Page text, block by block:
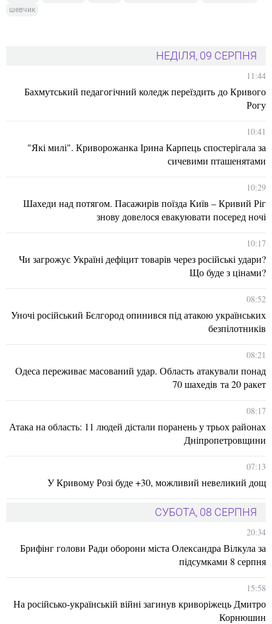
шевчик
НЕДІЛЯ, 09 СЕРПНЯ
11:44
Бахмутський педагогічний коледж переїздить до Кривого
Рогу
10:41
"Які милі". Криворожанка Ірина Карпець спостерігала за
сичевими пташенятами
10:29
Шахеди над потягом. Пасажирів поїзда Київ – Кривий Ріг
знову довелося евакуювати посеред ночі
10:17
Чи загрожує Україні дефіцит товарів через російські удари?
Що буде з цінами?
08:52
Уночі російський Бєлгород опинився під атакою українських
безпілотників
08:21
Одеса переживає масований удар. Область атакували понад
70 шахедів та 20 ракет
08:17
Атака на область: 11 людей дістали поранень у трьох районах
Дніпропетровщини
07:13
У Кривому Розі буде +30, можливий невеликий дощ
СУБОТА, 08 СЕРПНЯ
20:34
Брифінг голови Ради оборони міста Олександра Вілкула за
підсумками 8 серпня
15:58
На російсько-українській війні загинув криворіжець Дмитро
Корнюшин